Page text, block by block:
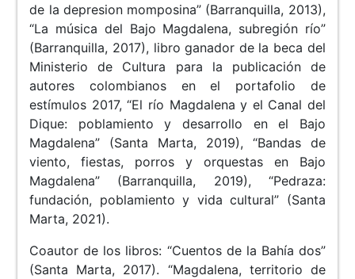
de la depresion momposina” (Barranquilla, 2013),
“La música del Bajo Magdalena, subregión río”
(Barranquilla, 2017), libro ganador de la beca del
Ministerio de Cultura para la publicación de
autores colombianos en el portafolio de
estímulos 2017, “El río Magdalena y el Canal del
Dique: poblamiento y desarrollo en el Bajo
Magdalena” (Santa Marta, 2019), “Bandas de
viento, fiestas, porros y orquestas en Bajo
Magdalena” (Barranquilla, 2019), “Pedraza:
fundación, poblamiento y vida cultural” (Santa
Marta, 2021).
Coautor de los libros: “Cuentos de la Bahía dos”
(Santa Marta, 2017). “Magdalena, territorio de